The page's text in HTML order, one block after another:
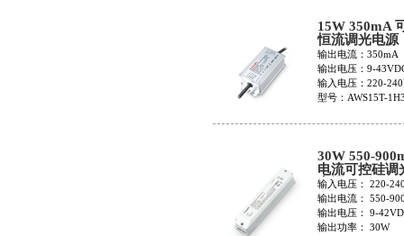
15W 350mA
恒流调光电源
AWS15T-
输出电流：350mA
输出电压：9-
输入电压：220-
型号：AWS15T-
30W 550-
电流可控硅调
电源EUP30T-
输入电压： 220-
输出电流： 550-
输出电压： 9-
输出功率： 30W